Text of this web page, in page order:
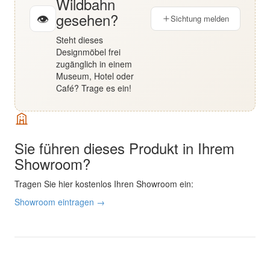
👁 gesehen?
Steht dieses
Designmöbel frei
zugänglich in einem
Museum, Hotel oder
Café? Trage es ein!
Sichtung melden
Sie führen dieses Produkt in Ihrem
Showroom?
Tragen Sie hier kostenlos Ihren Showroom ein:
Showroom eintragen →